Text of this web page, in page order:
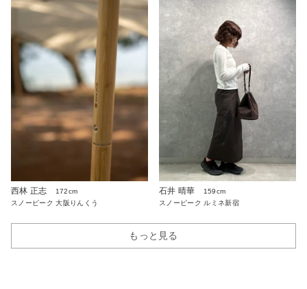
西林 正志
172cm
スノーピーク 大阪りんくう
石井 晴華
159cm
スノーピーク ルミネ新宿
もっと見る